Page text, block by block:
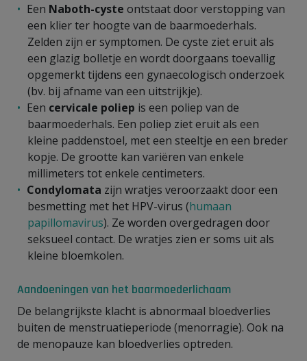
Een Naboth-cyste ontstaat door verstopping van
een klier ter hoogte van de baarmoederhals.
Zelden zijn er symptomen. De cyste ziet eruit als
een glazig bolletje en wordt doorgaans toevallig
opgemerkt tijdens een gynaecologisch onderzoek
(bv. bij afname van een uitstrijkje).
Een cervicale poliep is een poliep van de
baarmoederhals. Een poliep ziet eruit als een
kleine paddenstoel, met een steeltje en een breder
kopje. De grootte kan variëren van enkele
millimeters tot enkele centimeters.
Condylomata zijn wratjes veroorzaakt door een
besmetting met het HPV-virus (humaan
papillomavirus). Ze worden overgedragen door
seksueel contact. De wratjes zien er soms uit als
kleine bloemkolen.
Aandoeningen van het baarmoederlichaam
De belangrijkste klacht is abnormaal bloedverlies
buiten de menstruatieperiode (menorragie). Ook na
de menopauze kan bloedverlies optreden.